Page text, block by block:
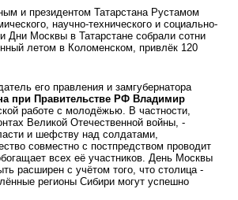
и президентом Татарстана Рустамом
научно-технического и социально-
Дни Москвы в Татарстане собрали сотни
летом в Коломенском, привлёк 120
его правления и замгубернатора
при Правительстве РФ Владимир
работе с молодёжью. В частности,
Великой Отечественной войны, -
и шефству над солдатами,
совместно с постпредством проводит
всех её участников. День Москвы
расширен с учётом того, что столица -
регионы Сибири могут успешно